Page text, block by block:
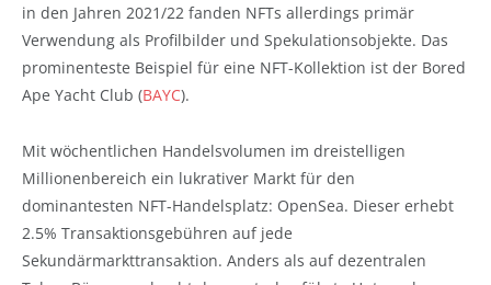
in den Jahren 2021/22 fanden NFTs allerdings primär
Verwendung als Profilbilder und Spekulationsobjekte. Das
prominenteste Beispiel für eine NFT-Kollektion ist der Bored
Ape Yacht Club (BAYC).
Mit wöchentlichen Handelsvolumen im dreistelligen
Millionenbereich ein lukrativer Markt für den
dominantesten NFT-Handelsplatz: OpenSea. Dieser erhebt
2.5% Transaktionsgebühren auf jede
Sekundärmarkttransaktion. Anders als auf dezentralen